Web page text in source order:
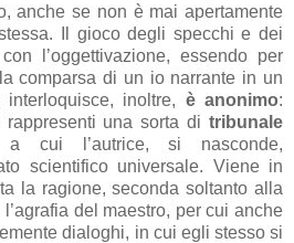
anche se non è mai apertamente
Il gioco degli specchi e dei
l’oggettivazione, essendo per
comparsa di un io narrante in un
interloquisce, inoltre, è anonimo:
una sorta di tribunale
a cui l’autrice, si nasconde,
scientifico universale. Viene in
la ragione, seconda soltanto alla
del maestro, per cui anche
dialoghi, in cui egli stesso si